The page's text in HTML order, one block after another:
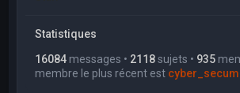
Statistiques
16084 messages • 2118sujets • 935
membre le plus récent est